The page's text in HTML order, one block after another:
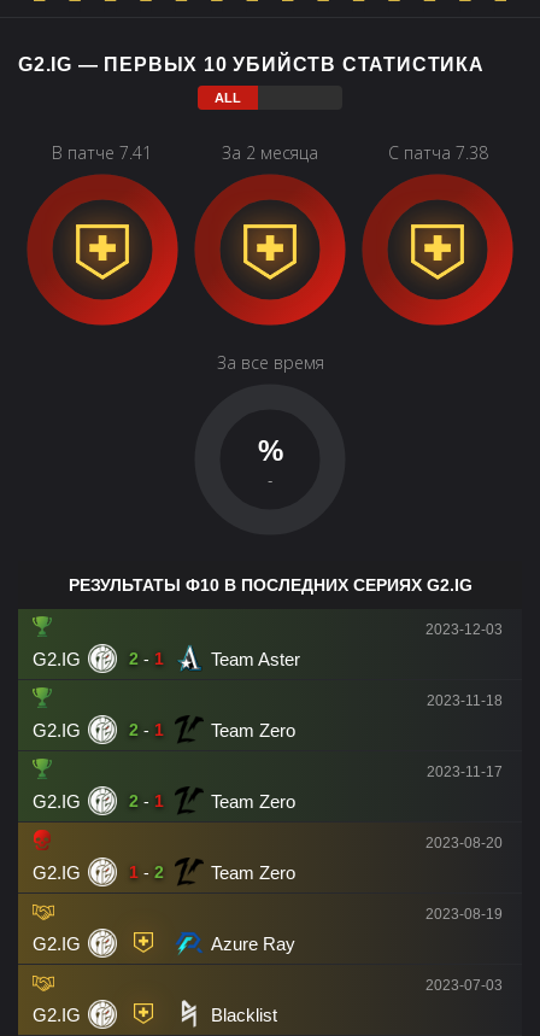
G2.IG — ПЕРВЫХ 10 УБИЙСТВ СТАТИСТИКА
В патче 7.41 За 2 месяца С патча 7.38
За все время
%
-
РЕЗУЛЬТАТЫ Ф10 В ПОСЛЕДНИХ СЕРИЯХ G2.IG
G2.IG 2 - 1 Team Aster
2023-12-03
G2.IG 2 - 1 Team Zero
2023-11-18
G2.IG 2 - 1 Team Zero
2023-11-17
G2.IG 1 - 2 Team Zero
2023-08-20
G2.IG Azure Ray
2023-08-19
G2.IG Blacklist
2023-07-03